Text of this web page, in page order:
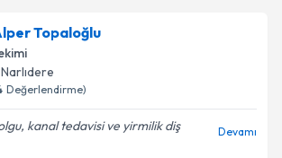
Topaloğlu
Değerlendirme)
kanal tedavisi ve yirmilik diş
Devamı